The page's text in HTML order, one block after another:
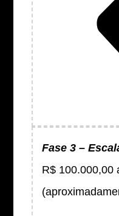
Fase 3 –
R$ 100.000,00